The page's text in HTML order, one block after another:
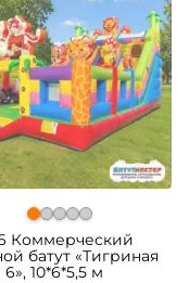
Коммерческий
батут «Тигриная
10*6*5,5 м